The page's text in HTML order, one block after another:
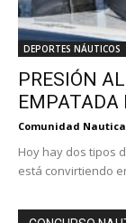
DEPORTES NÁUTICOS
PRESIÓN
EMPATADA
Comunidad Nautica
Hoy hay dos tipos
está convirtiendo